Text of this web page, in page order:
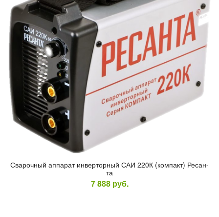
Сва­роч­ный ап­па­рат ин­вертор­ный САИ 220К (ком­пакт) Ре­сан­
та
7 888 руб.